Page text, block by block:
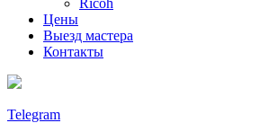
Ricoh
Цены
Выезд мастера
Контакты
Telegram